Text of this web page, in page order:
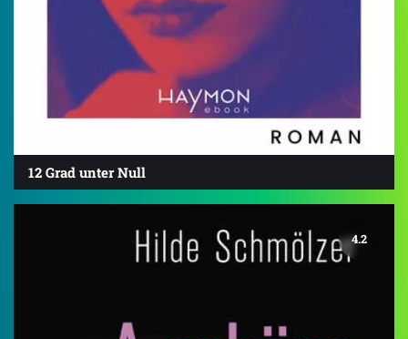
12 Grad unter Null
4.2